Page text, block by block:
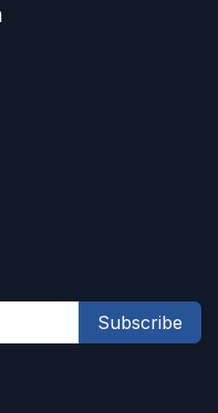
Subscribe